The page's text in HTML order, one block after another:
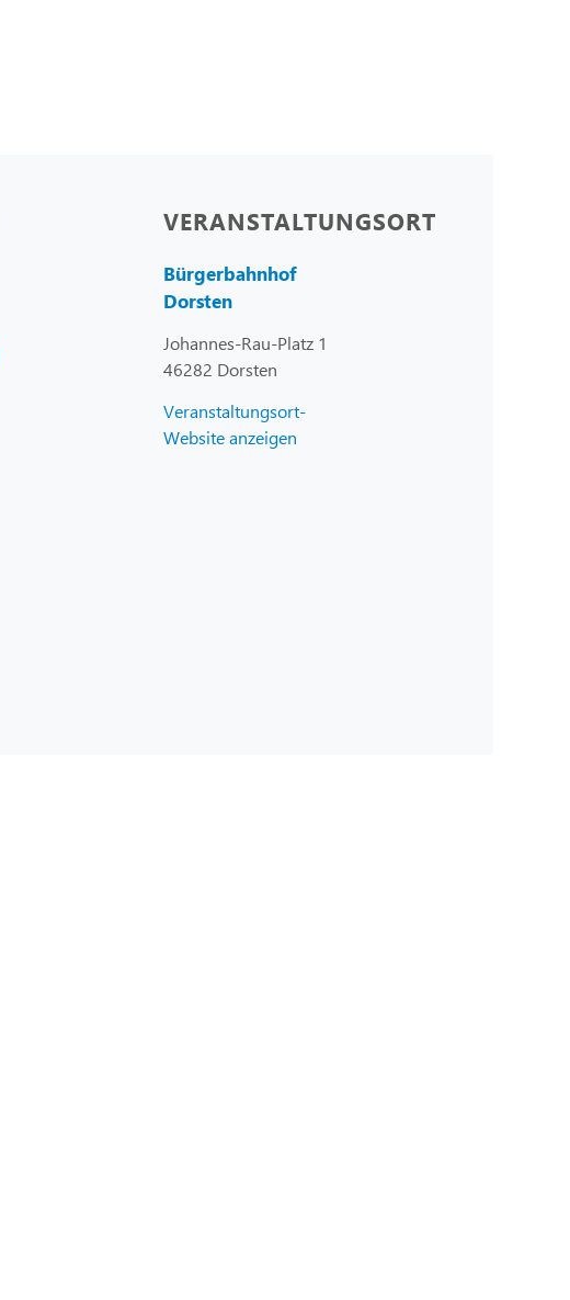
VERANSTALTUNGSORT
Bürgerbahnhof
Dorsten
Johannes-Rau-Platz 1
46282 Dorsten
Veranstaltungsort-
Website anzeigen